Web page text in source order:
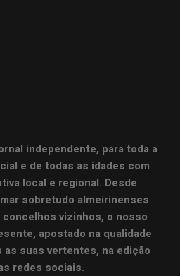
independente, para toda a
e de todas as idades com
local e regional. Desde
sobretudo almeirinenses
vizinhos, o nosso
apostado na qualidade
suas vertentes, na edição
redes sociais.